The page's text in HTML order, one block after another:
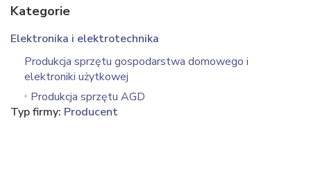
Kategorie
Elektronika i elektrotechnika
Produkcja sprzętu gospodarstwa domowego i
elektroniki użytkowej
Produkcja sprzętu AGD
Typ firmy: Producent